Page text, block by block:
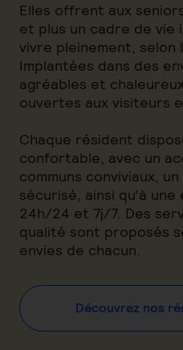
Elles offrent aux
et plus un cadre de vie
vivre pleinement, selon
Implantées dans des
agréables et
ouvertes aux visiteurs
Chaque résident
confortable, avec un
communs conviviaux,
sécurisé, ainsi qu’à
24h/24 et 7j/7. Des
qualité sont proposés
envies de chacun.
Découvrez nos